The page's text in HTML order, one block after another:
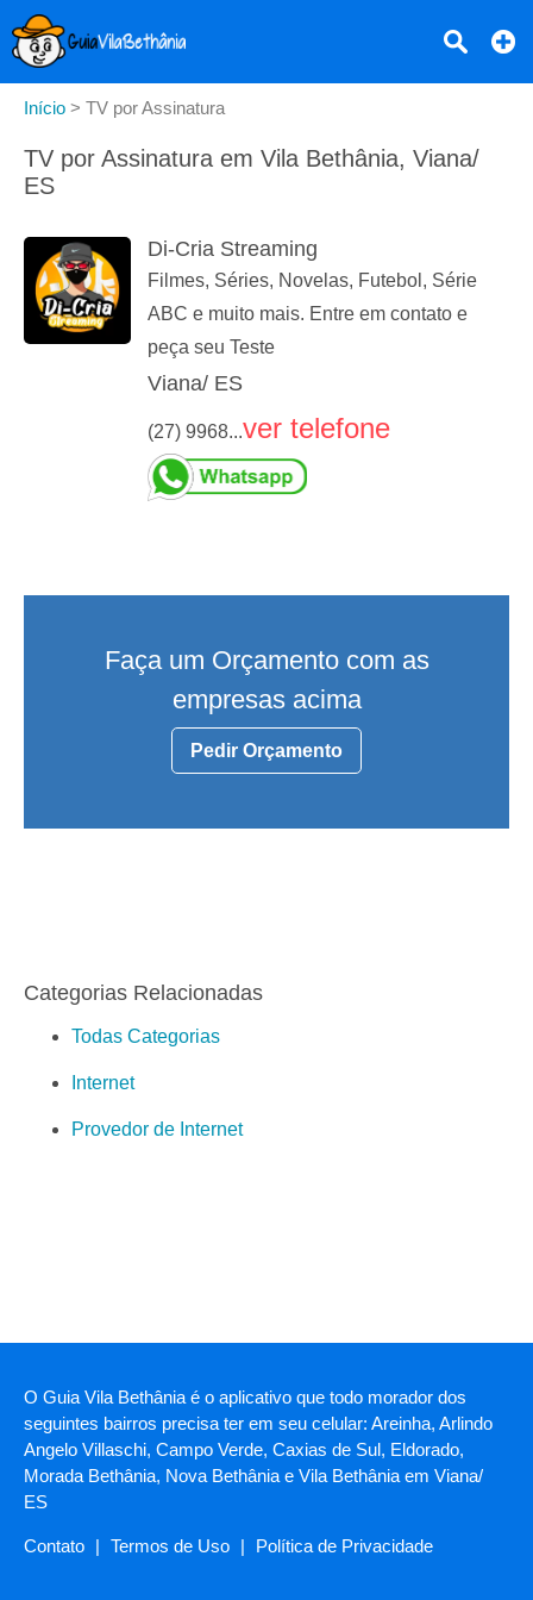
Início > TV por Assinatura
TV por Assinatura em Vila Bethânia, Viana/
ES
Di-Cria Streaming
Filmes, Séries, Novelas, Futebol, Série
ABC e muito mais. Entre em contato e
peça seu Teste
Viana/ ES
(27) 9968...ver telefone
Faça um Orçamento com as
empresas acima
Pedir Orçamento
Categorias Relacionadas
Todas Categorias
Internet
Provedor de Internet
O Guia Vila Bethânia é o aplicativo que todo morador dos
seguintes bairros precisa ter em seu celular: Areinha, Arlindo
Angelo Villaschi, Campo Verde, Caxias de Sul, Eldorado,
Morada Bethânia, Nova Bethânia e Vila Bethânia em Viana/
ES
Contato | Termos de Uso | Política de Privacidade